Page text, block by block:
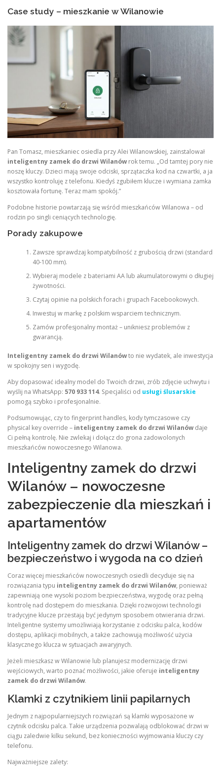
Case study – mieszkanie w Wilanowie
Pan Tomasz, mieszkaniec osiedla przy Alei Wilanowskiej, zainstalował
inteligentny zamek do drzwi Wilanówrok temu. „Od tamtej pory nie
noszę kluczy. Dzieci mają swoje odciski, sprzątaczka kod na czwartki, a ja
wszystko kontroluję z telefonu. Kiedyś zgubiłem klucze i wymiana zamka
kosztowała fortunę. Teraz mam spokój.”
Podobne historie powtarzają się wśród mieszkańców Wilanowa – od
rodzin po singli ceniących technologię.
Porady zakupowe
Zawsze sprawdzaj kompatybilność z grubością drzwi (standard
40-100 mm).
Wybieraj modele z bateriami AA lub akumulatorowymi o długiej
żywotności.
Czytaj opinie na polskich forach i grupach Facebookowych.
Inwestuj w markę z polskim wsparciem technicznym.
Zamów profesjonalny montaż – unikniesz problemów z
gwarancją.
Inteligentny zamek do drzwi Wilanówto nie wydatek, ale inwestycja
w spokojny sen i wygodę.
Aby dopasować idealny model do Twoich drzwi, zrób zdjęcie uchwytu i
wyślij na WhatsApp: 570 933 114. Specjaliści od usługi ślusarskie
pomogą szybko i profesjonalnie.
Podsumowując, czy to fingerprint handles, kody tymczasowe czy
physical key override – inteligentny zamek do drzwi Wilanówdaje
Ci pełną kontrolę. Nie zwlekaj i dołącz do grona zadowolonych
mieszkańców nowoczesnego Wilanowa.
Inteligentny zamek do drzwi
Wilanów – nowoczesne
zabezpieczenie dla mieszkań i
apartamentów
Inteligentny zamek do drzwi Wilanów –
bezpieczeństwo i wygoda na co dzień
Coraz więcej mieszkańców nowoczesnych osiedli decyduje się na
rozwiązania typu inteligentny zamek do drzwi Wilanów, ponieważ
zapewniają one wysoki poziom bezpieczeństwa, wygodę oraz pełną
kontrolę nad dostępem do mieszkania. Dzięki rozwojowi technologii
tradycyjne klucze przestają być jedynym sposobem otwierania drzwi.
Inteligentne systemy umożliwiają korzystanie z odcisku palca, kodów
dostępu, aplikacji mobilnych, a także zachowują możliwość użycia
klasycznego klucza w sytuacjach awaryjnych.
Jeżeli mieszkasz w Wilanowie lub planujesz modernizację drzwi
wejściowych, warto poznać możliwości, jakie oferuje inteligentny
zamek do drzwi Wilanów.
Klamki z czytnikiem linii papilarnych
Jednym z najpopularniejszych rozwiązań są klamki wyposażone w
czytnik odcisku palca. Takie urządzenia pozwalają odblokować drzwi w
ciągu zaledwie kilku sekund, bez konieczności wyjmowania kluczy czy
telefonu.
Najważniejsze zalety: